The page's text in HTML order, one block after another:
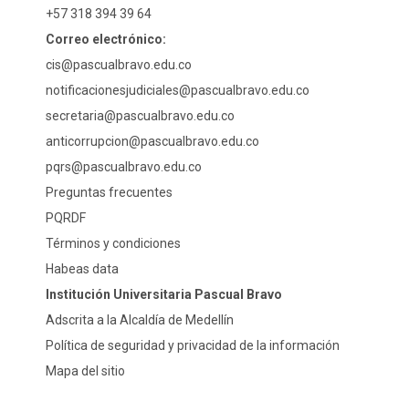
+57 318 394 39 64
Correo electrónico:
cis@pascualbravo.edu.co
notificacionesjudiciales@pascualbravo.edu.co
secretaria@pascualbravo.edu.co
anticorrupcion@pascualbravo.edu.co
pqrs@pascualbravo.edu.co
Preguntas frecuentes
PQRDF
Términos y condiciones
Habeas data
Institución Universitaria Pascual Bravo
Adscrita a la Alcaldía de Medellín
Política de seguridad y privacidad de la información
Mapa del sitio